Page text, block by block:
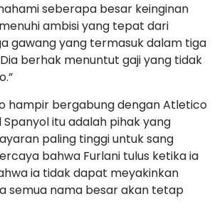
seberapa besar keinginan
ambisi yang tepat dari
gawang yang termasuk dalam tiga
berhak menuntut gaji yang tidak
hampir bergabung dengan Atletico
Spanyol itu adalah pihak yang
paling tinggi untuk sang
bahwa Furlani tulus ketika ia
ia tidak dapat meyakinkan
semua nama besar akan tetap